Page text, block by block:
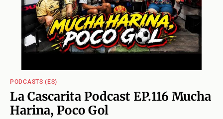
PODCASTS (ES)
La Cascarita Podcast EP.116 Mucha
Harina, Poco Gol